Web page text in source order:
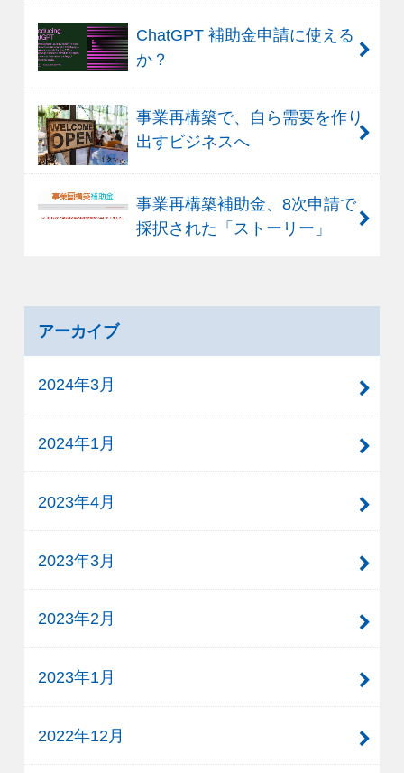
ChatGPT 補助金申請に使える
か？
事業再構築で、自ら需要を作り
出すビジネスへ
事業再構築補助金、8次申請で
採択された「ストーリー」
アーカイブ
2024年3月
2024年1月
2023年4月
2023年3月
2023年2月
2023年1月
2022年12月